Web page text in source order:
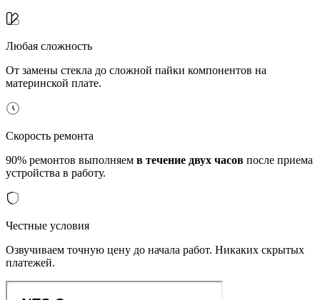
Любая сложность
От замены стекла до сложной пайки компонентов на
материнской плате.
Скорость ремонта
90% ремонтов выполняем в течение двух часов после приема
устройства в работу.
Честные условия
Озвучиваем точную цену до начала работ. Никаких скрытых
платежей.